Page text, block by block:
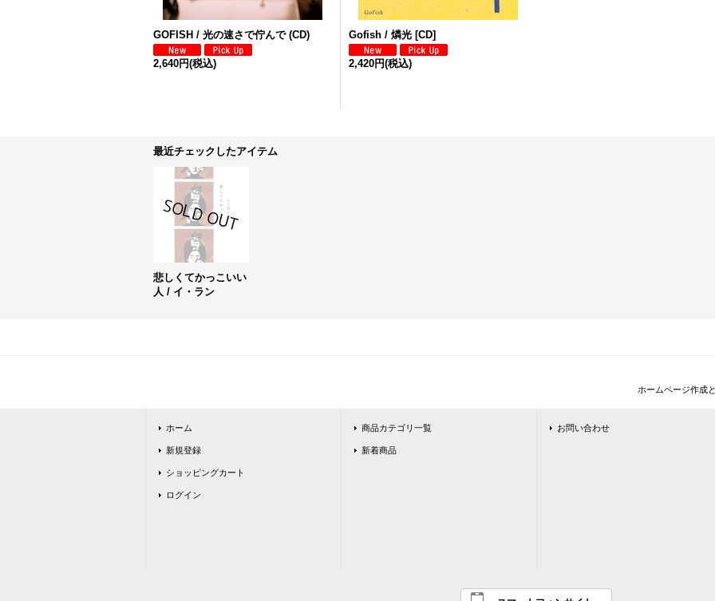
GOFISH / 光の速さで佇んで (CD)
2,640円(税込)
Gofish / 燐光 [CD]
2,420円(税込)
最近チェックしたアイテム
悲しくてかっこいい
人 / イ・ラン
ホームページ作成
ホーム
新規登録
ショッピングカート
ログイン
商品カテゴリ一覧
新着商品
お問い合わせ